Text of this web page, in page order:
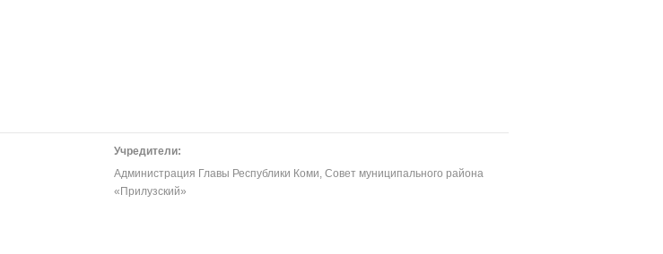
Учредители:
Администрация Главы Республики Коми, Совет муниципального района
«Прилузский»